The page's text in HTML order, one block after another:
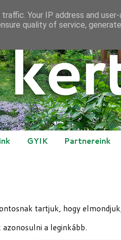
GYIK Partnereink
tartjuk, hogy
a leginkább.
Your IP address and
quality of service,